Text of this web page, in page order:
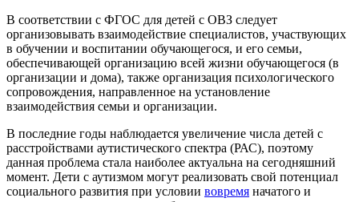
В соответствии с ФГОС для детей с ОВЗ следует
организовывать взаимодействие специалистов, участвующих
в обучении и воспитании обучающегося, и его семьи,
обеспечивающей организацию всей жизни обучающегося (в
организации и дома), также организация психологического
сопровождения, направленное на установление
взаимодействия семьи и организации.
В последние годы наблюдается увеличение числа детей с
расстройствами аутистического спектра (РАС), поэтому
данная проблема стала наиболее актуальна на сегодняшний
момент. Дети с аутизмом могут реализовать свой потенциал
социального развития при условии вовремя начатого и